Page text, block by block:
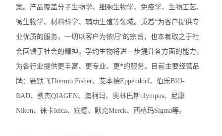
电穿孔仪
样本破碎
细胞计数仪
电泳仪电泳槽
伯乐T100梯度PCR仪
案。产品覆盖分子生物学、细胞生物学、免疫学、生物工艺、
微生物学、材料科学、辅助生殖等领域。秉着“为客户提供专
业优质的服务，一切以客户为依归"的宗旨，也本着取之于社
会回馈于社会的精神，孚约生物将进一步提升各方面的能力，
为各行业提供更丰富、更专业、更*的服务。目前主要经营品
牌：赛默飞Thermo Fisher、艾本德Eppendorf、伯乐BIO-
RAD、凯杰QIAGEN、澳柯玛、奥林巴斯olympus、尼康
Nikon、徕卡leica、宾德、默克Merck、西格玛Sigma等。